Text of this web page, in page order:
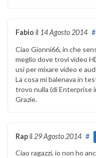
Fabio il 14 Agosto 2014 #
Ciao Gionni66, in che
meglio dove trovi video
usi per mixare video e
La cosa mi balenava in
trovo nulla (di Enterprise
Grazie.
Rapil 29 Agosto 2014 #
Ciao ragazzi, io non ho